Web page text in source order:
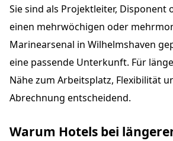
Sie sind als Projektleiter, Disponent
einen mehrwöchigen oder
Marinearsenal in Wilhelmshaven
eine passende Unterkunft. Für
Nähe zum Arbeitsplatz, Flexibilität
Abrechnung entscheidend.
Warum Hotels bei